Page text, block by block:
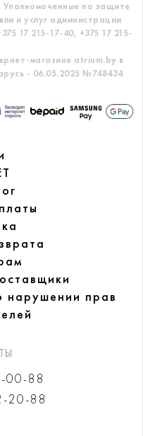
Уполномоченные по защите
и услуг администрации
17 215-17-40, +375 17 215-
магазине atrium.by в
- 06.05.2025 №748434
нарушении прав
00-88
20-88